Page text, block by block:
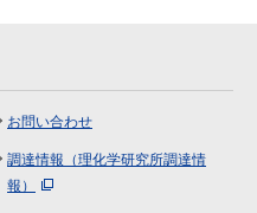
お問い合わせ
調達情報（理化学研究所調達情
報）